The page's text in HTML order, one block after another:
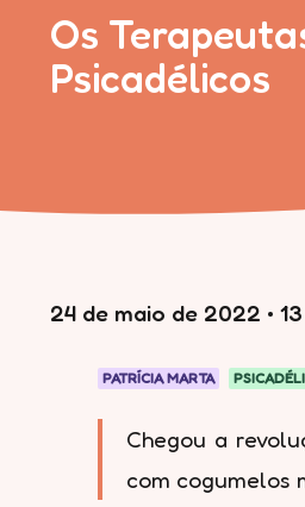
Os
Psicadélicos
24 de maio de 2022 •
PATRÍCIA MARTA
Chegou a
com cogumelos